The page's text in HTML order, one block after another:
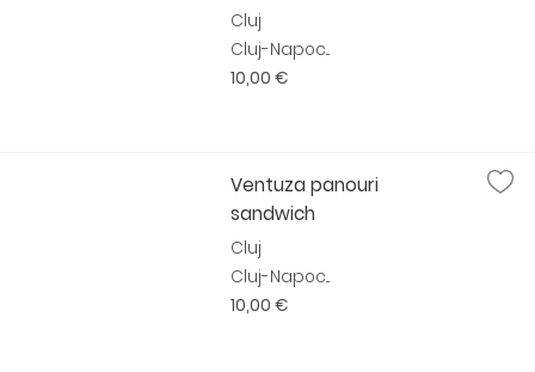
Cluj
Cluj-Napoc...
10,00 €
Ventuza panouri
sandwich
Cluj
Cluj-Napoc...
10,00 €